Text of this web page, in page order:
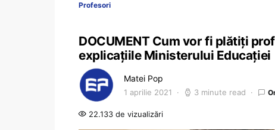
Profesori
DOCUMENT Cum vor fi plătiți
explicațiile Ministerului Educației
Matei Pop
1 aprilie 2021 3 minute read
22.133 de vizualizări